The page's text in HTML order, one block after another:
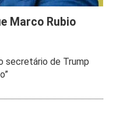
Marco Rubio
secretário de Trump